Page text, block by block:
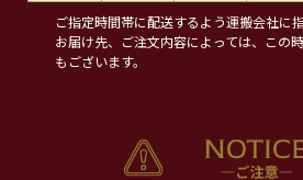
ご指定時間帯に配送するよう運搬会社に
お届け先、ご注文内容によっては、この
もございます。